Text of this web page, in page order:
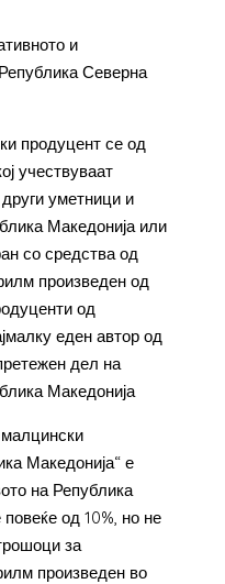
и
Северна
продуцент се од
учествуваат
уметници и
Македонија или
со средства од
произведен од
од
еден автор од
дел на
Македонија
Македонија“ е
на Република
од 10%, но не
за
произведен во